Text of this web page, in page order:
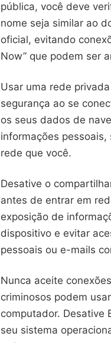
pública, você deve
nome seja similar ao
oficial, evitando
Now” que podem ser
Usar uma rede
segurança ao se
os seus dados de
informações
rede que você.
Desative o
antes de entrar em
exposição de
dispositivo e evitar
pessoais ou e-mails
Nunca aceite
criminosos podem
computador. Desative
seu sistema